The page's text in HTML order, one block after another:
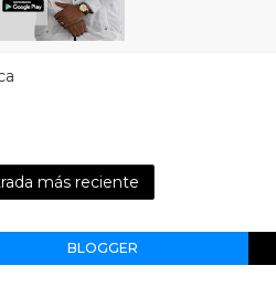
más reciente
BLOGGER